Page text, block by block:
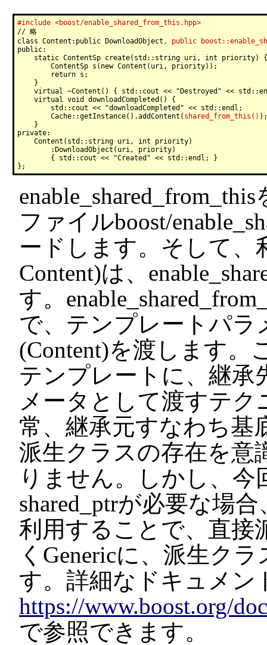
#include <boost/enable_shared_from_this.hpp>
// 略
class Content:public DownloadObject , public
public:
    static ContentSp create(std::string uri, int priority) {
        ContentSp s(new Content(uri, priority));
        return s;
    }
virtual ~Content() { std::cout << "Destroyed" <<
    virtual void downloadCompleted() {
        std::cout << "downloadCompleted" << std::endl;
        Cache::getInstance().addContent(
shared_from_this() );
    }
private:
    Content(std::string uri, int priority)
        :DownloadObject(uri, priority)
        { std::cout << "Created" << std::endl; }
ファイルboost/
ードします。そして、
Content)は、
す。
で、テンプレートパ
(Content)を渡します。
テンプレートに、継
メータとして渡すテク
常、継承元すなわち基
派生クラスの存在を意
りません。しかし、
shared_ptrが必要な場
利用することで、直接
くGenericに、派生ク
す。詳細なドキュメン
https://www.boost.org/
で参照できます。